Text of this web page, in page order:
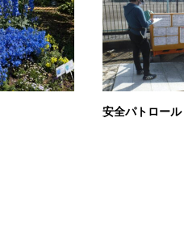
安全パトロール